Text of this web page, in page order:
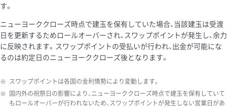
す。
ニューヨーククローズ時点で建玉を保有していた場合、当該建玉は受渡
日を更新するためロールオーバーされ、スワップポイントが発生し、余力
に反映されます。スワップポイントの受払いが行われ、出金が可能にな
るのは約定日のニューヨーククローズ後となります。
※ スワップポイントは各国の金利情勢により変動します。
※
国内外の祝祭日の影響により、ニューヨーククローズ時点で建玉を保有していて
もロールオーバーが行われないため、スワップポイントが発生しない営業日があ